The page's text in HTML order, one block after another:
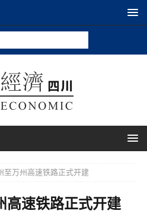
至万州高速铁路正式开建
高速铁路正式开建